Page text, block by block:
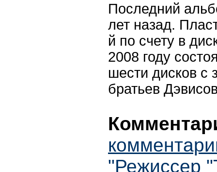
Последний
лет назад.
й по счету в
2008 году
шести дисков с
братьев
"Режиссер